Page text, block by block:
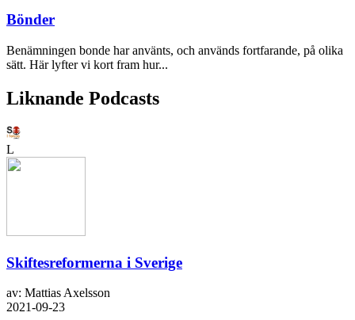
Bönder
Benämningen bonde har använts, och används fortfarande, på olika
sätt. Här lyfter vi kort fram hur...
Liknande Podcasts
L
Skiftesreformerna i Sverige
av: Mattias Axelsson
2021-09-23